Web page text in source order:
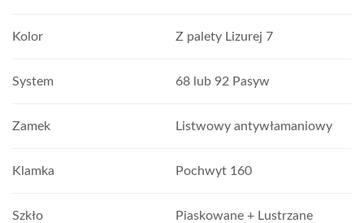
Kolor Z palety Lizurej 7
System 68 lub 92 Pasyw
Zamek Listwowy antywłamaniowy
Klamka Pochwyt 160
Szkło Piaskowane + Lustrzane